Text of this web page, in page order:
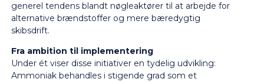
generel tendens blandt nøgleaktører til at arbejde for
alternative brændstoffer og mere bæredygtig
skibsdrift.
Fra ambition til implementering
Under ét viser disse initiativer en tydelig udvikling:
Ammoniak behandles i stigende grad som et